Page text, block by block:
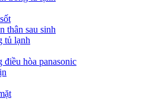
thân sau sinh
tủ lạnh
điều hòa panasonic